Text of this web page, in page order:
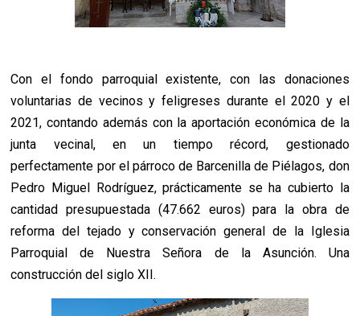
Con el fondo parroquial existente, con las donaciones
voluntarias de vecinos y feligreses durante el 2020 y el
2021, contando además con la aportación económica de la
junta vecinal, en un tiempo récord, gestionado
perfectamente por el párroco de Barcenilla de Piélagos, don
Pedro Miguel Rodríguez, prácticamente se ha cubierto la
cantidad presupuestada (47.662 euros) para la obra de
reforma del tejado y conservación general de la Iglesia
Parroquial de Nuestra Señora de la Asunción. Una
construcción del siglo XII.